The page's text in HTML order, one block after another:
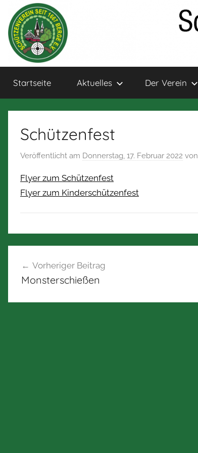
Inhalt
springen
Schützenverein
Berge
und
Bogensport
für
und
Startseite Aktuelles Der Verein
Schützenfest
Veröffentlicht am Donnerstag, 17. Februar 2022 von
Flyer zum Schützenfest
Flyer zum Kinderschützenfest
Vorheriger Beitrag
Monsterschießen